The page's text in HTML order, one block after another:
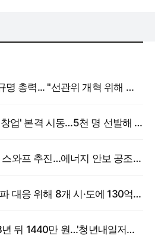
정부, '참정권 침해' 규명 총력... "선관위 개혁 위해 국정조사 등 모든 조치"
6만 명 몰린 '모두의 창업' 본격 시동…5천 명 선발해 밀착 지원
한일, 원유·석유제품 스와프 추진…에너지 안보 공조 강화
고용부, 중동전쟁 여파 대응 위해 8개 시·도에 130억 원 긴급 투입
월 10만 원 저축 시 3년 뒤 1440만 원…'청년내일저축계좌' 신규 모집